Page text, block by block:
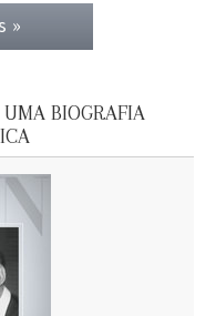
»
BIOGRAFIA